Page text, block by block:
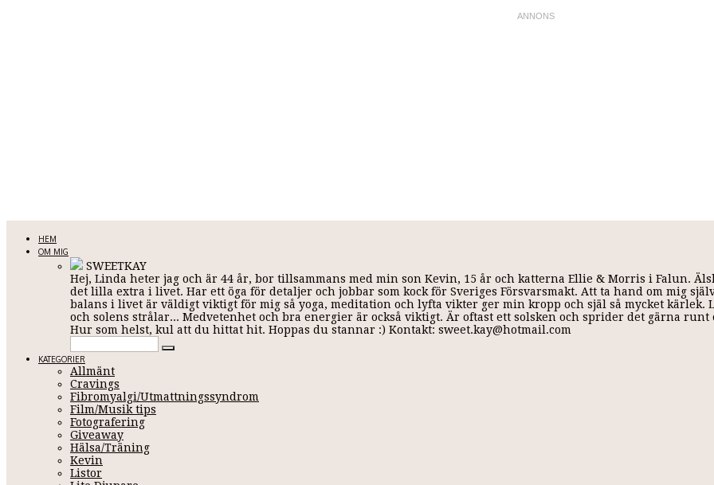
HEM
OM MIG
SWEETKAY
Hej, Linda heter jag och är 44 år, bor tillsammans med min son Kevin, 15 år och katterna Ellie & Morris i Falun.
det lilla extra i livet. Har ett öga för detaljer och jobbar som kock för Sveriges Försvarsmakt. Att ta hand om mig
balans i livet är väldigt viktigt för mig så yoga, meditation och lyfta vikter ger min kropp och själ så mycket kärlek.
och solens strålar... Medvetenhet och bra energier är också viktigt. Är oftast ett solsken och sprider det gärna runt
Hur som helst, kul att du hittat hit. Hoppas du stannar :) Kontakt: sweet.kay@hotmail.com
KATEGORIER
Allmänt
Cravings
Fibromyalgi/Utmattningssyndrom
Film/Musik tips
Fotografering
Giveaway
Hälsa/Träning
Kevin
Listor
LINDA KARLSSON
Allt mellan himmel och jord